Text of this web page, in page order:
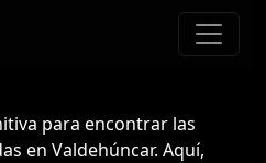
para encontrar las
en Valdehúncar. Aquí,